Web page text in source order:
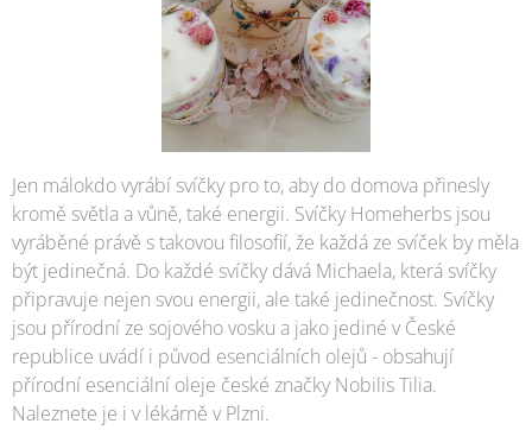
Jen málokdo vyrábí svíčky pro to, aby do domova přinesly
kromě světla a vůně, také energii. Svíčky Homeherbs jsou
vyráběné právě s takovou filosofií, že každá ze svíček by měla
být jedinečná. Do každé svíčky dává Michaela, která svíčky
připravuje nejen svou energii, ale také jedinečnost. Svíčky
jsou přírodní ze sojového vosku a jako jediné v České
republice uvádí i původ esenciálních olejů - obsahují
přírodní esenciální oleje české značky Nobilis Tilia.
Naleznete je i v lékárně v Plzni.